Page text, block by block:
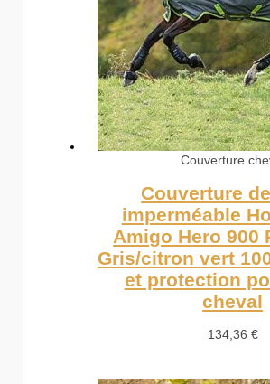
Couverture
Couverture
imperméable
Amigo Hero 900
Gris/citron vert
et protection
cheval
134,36 €